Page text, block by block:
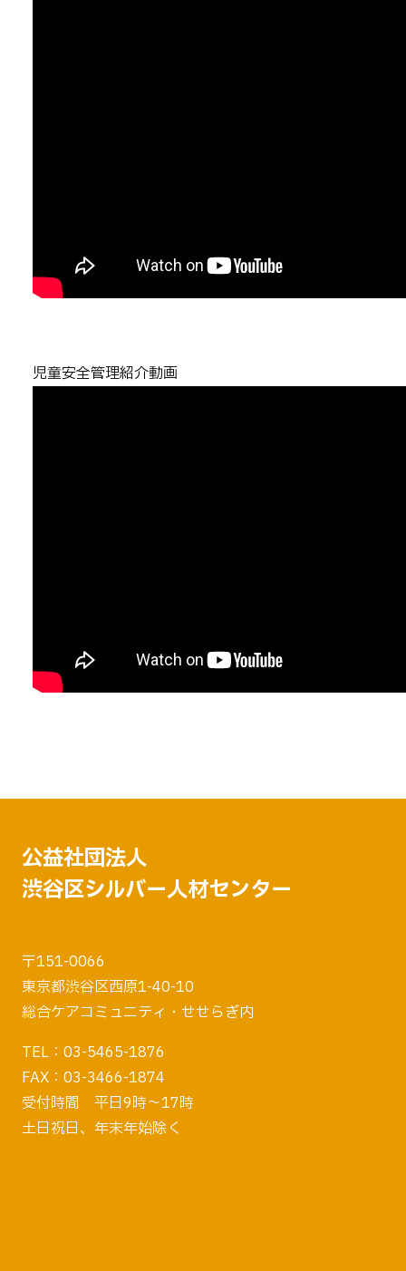
児童安全管理紹介動画
公益社団法人
渋谷区シルバー人材センター
〒151-0066
東京都渋谷区西原1-40-10
総合ケアコミュニティ・せせらぎ内
TEL：03-5465-1876
FAX：03-3466-1874
受付時間 平日9時～17時
土日祝日、年末年始除く